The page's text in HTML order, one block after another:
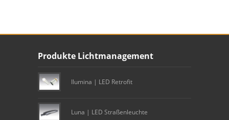
Footer contentProdukte Lichtmanagement
Ilumina | LED Retrofit
Luna | LED Straßenleuchte